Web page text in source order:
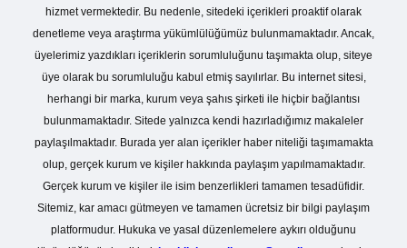
hizmet vermektedir. Bu nedenle, sitedeki içerikleri proaktif olarak
denetleme veya araştırma yükümlülüğümüz bulunmamaktadır. Ancak,
üyelerimiz yazdıkları içeriklerin sorumluluğunu taşımakta olup, siteye
üye olarak bu sorumluluğu kabul etmiş sayılırlar. Bu internet sitesi,
herhangi bir marka, kurum veya şahıs şirketi ile hiçbir bağlantısı
bulunmamaktadır. Sitede yalnızca kendi hazırladığımız makaleler
paylaşılmaktadır. Burada yer alan içerikler haber niteliği taşımamakta
olup, gerçek kurum ve kişiler hakkında paylaşım yapılmamaktadır.
Gerçek kurum ve kişiler ile isim benzerlikleri tamamen tesadüfidir.
Sitemiz, kar amacı gütmeyen ve tamamen ücretsiz bir bilgi paylaşım
platformudur. Hukuka ve yasal düzenlemelere aykırı olduğunu